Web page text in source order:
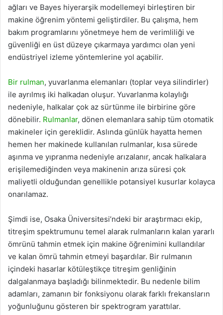
ağları ve Bayes hiyerarşik modellemeyi birleştiren bir
makine öğrenim yöntemi geliştirdiler. Bu çalışma, hem
bakım programlarını yönetmeye hem de verimliliği ve
güvenliği en üst düzeye çıkarmaya yardımcı olan yeni
endüstriyel izleme yöntemlerine yol açabilir.
Bir rulman, yuvarlanma elemanları (toplar veya silindirler)
ile ayrılmış iki halkadan oluşur. Yuvarlanma kolaylığı
nedeniyle, halkalar çok az sürtünme ile birbirine göre
dönebilir. Rulmanlar, dönen elemanlara sahip tüm otomatik
makineler için gereklidir. Aslında günlük hayatta hemen
hemen her makinede kullanılan rulmanlar, kısa sürede
aşınma ve yıpranma nedeniyle arızalanır, ancak halkalara
erişilemediğinden veya makinenin arıza süresi çok
maliyetli olduğundan genellikle potansiyel kusurlar kolayca
onarılamaz.
Şimdi ise, Osaka Üniversitesi’ndeki bir araştırmacı ekip,
titreşim spektrumunu temel alarak rulmanların kalan yararlı
ömrünü tahmin etmek için makine öğrenimini kullandılar
ve kalan ömrü tahmin etmeyi başardılar. Bir rulmanın
içindeki hasarlar kötüleştikçe titreşim genliğinin
dalgalanmaya başladığı bilinmektedir. Bu nedenle bilim
adamları, zamanın bir fonksiyonu olarak farklı frekansların
yoğunluğunu gösteren bir spektrogram yarattılar.